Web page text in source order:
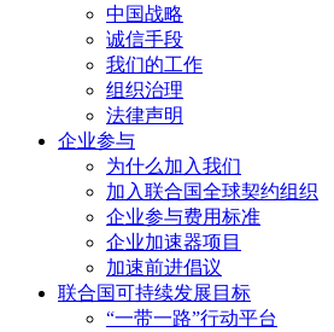
中国战略
诚信手段
我们的工作
组织治理
法律声明
企业参与
为什么加入我们
加入联合国全球契约组织
企业参与费用标准
企业加速器项目
加速前进倡议
联合国可持续发展目标
“一带一路”行动平台